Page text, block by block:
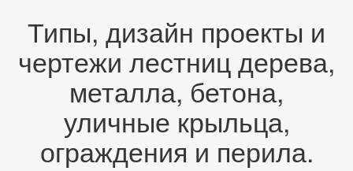
Типы, дизайн проекты и
чертежи лестниц дерева,
металла, бетона,
уличные крыльца,
ограждения и перила.